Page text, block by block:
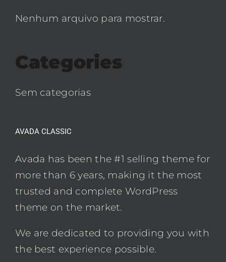
Nenhum arquivo para mostrar.
Categories
Sem categorias
AVADA CLASSIC
Avada has been the #1 selling theme for
more than 6 years, making it the most
trusted and complete WordPress
theme on the market.
We are dedicated to providing you with
the best experience possible.